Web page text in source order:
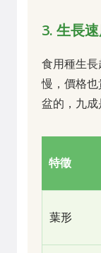
3. 生長
食用種生
慢，價格
盆的，九成
特徵
葉形